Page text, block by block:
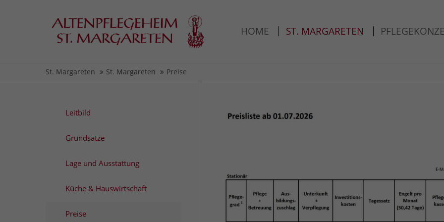
Login
Register|Lost your password?
Support
24h/ 365days
Get in touch
HOME ST. MARGARETEN
St. Margareten St. Margareten Preise
Leitbild
Grundsätze
Lage und Ausstattung
Küche & Hauswirtschaft
Preise